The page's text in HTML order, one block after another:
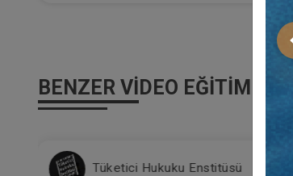
BENZER VIDEO EĞITIMLER
Tüketici Hukuku Enstitüsü